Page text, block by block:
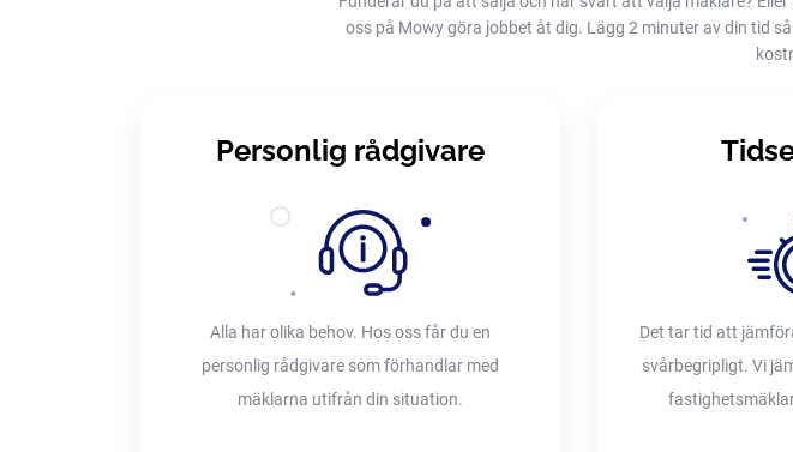
oss på Mowy göra jobbet åt dig. Lägg 2 minuter av din tid
Personlig rådgivare
Alla har olika behov. Hos oss får du en
personlig rådgivare som förhandlar med
mäklarna utifrån din situation.
Det tar tid att
svårbegripligt. Vi